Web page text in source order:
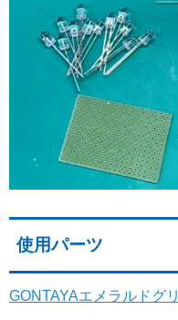
使用パーツ
GONTAYAエメラルドグ